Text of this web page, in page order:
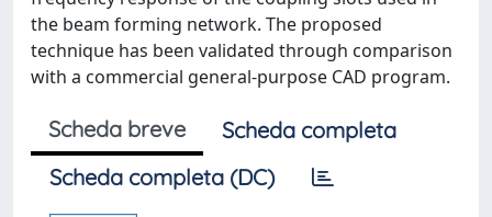
the beam forming network. The proposed
technique has been validated through comparison
with a commercial general-purpose CAD program.
Scheda breve
Scheda completa
Scheda completa (DC)